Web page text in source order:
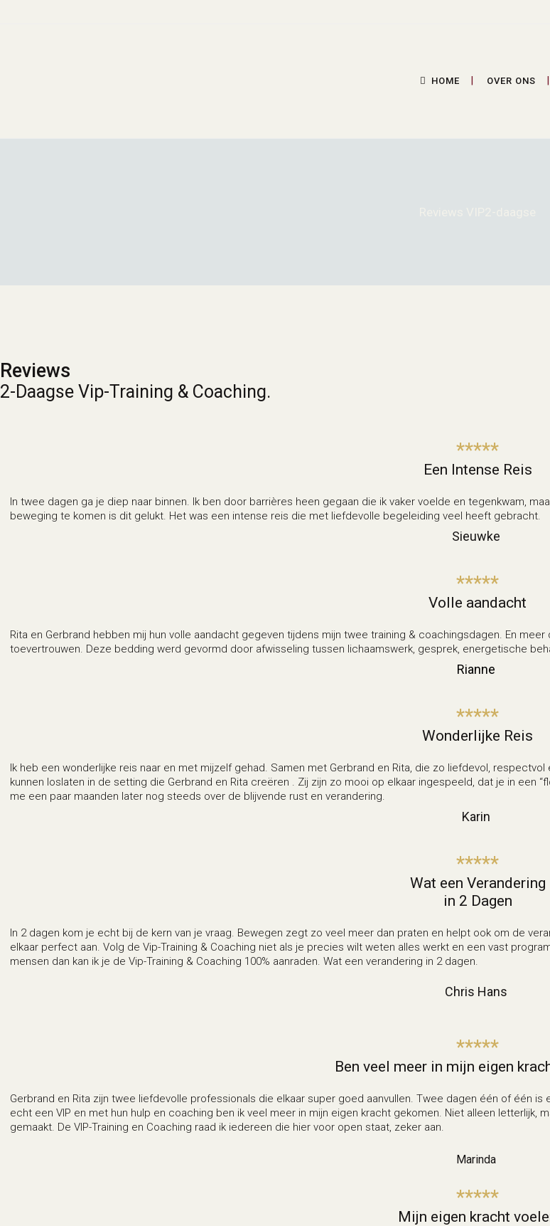
HOME OVER ONS
Reviews
2-Daagse Vip-Training & Coaching.
*****
Een Intense Reis
In twee dagen ga je diep naar binnen. Ik ben door barrières heen gegaan die ik vaker voelde en tegenkwam,
beweging te komen is dit gelukt. Het was een intense reis die met liefdevolle begeleiding veel heeft gebracht.
Sieuwke
*****
Volle aandacht
Rita en Gerbrand hebben mij hun volle aandacht gegeven tijdens mijn twee training & coachingsdagen. En
toevertrouwen. Deze bedding werd gevormd door afwisseling tussen lichaamswerk, gesprek, energetische
Rianne
*****
Wonderlijke Reis
Ik heb een wonderlijke reis naar en met mijzelf gehad. Samen met Gerbrand en Rita, die zo liefdevol,
kunnen loslaten in de setting die Gerbrand en Rita creëren . Zij zijn zo mooi op elkaar ingespeeld, dat je in een
me een paar maanden later nog steeds over de blijvende rust en verandering.
Karin
*****
Wat een Verandering
in 2 Dagen
In 2 dagen kom je echt bij de kern van je vraag. Bewegen zegt zo veel meer dan praten en helpt ook om de
elkaar perfect aan. Volg de Vip-Training & Coaching niet als je precies wilt weten alles werkt en een vast
mensen dan kan ik je de Vip-Training & Coaching 100% aanraden. Wat een verandering in 2 dagen.
Chris Hans
*****
Ben veel meer in mijn eigen
Gerbrand en Rita zijn twee liefdevolle professionals die elkaar super goed aanvullen. Twee dagen één of één
echt een VIP en met hun hulp en coaching ben ik veel meer in mijn eigen kracht gekomen. Niet alleen
gemaakt. De VIP-Training en Coaching raad ik iedereen die hier voor open staat, zeker aan.
Marinda
*****
Mijn eigen kracht